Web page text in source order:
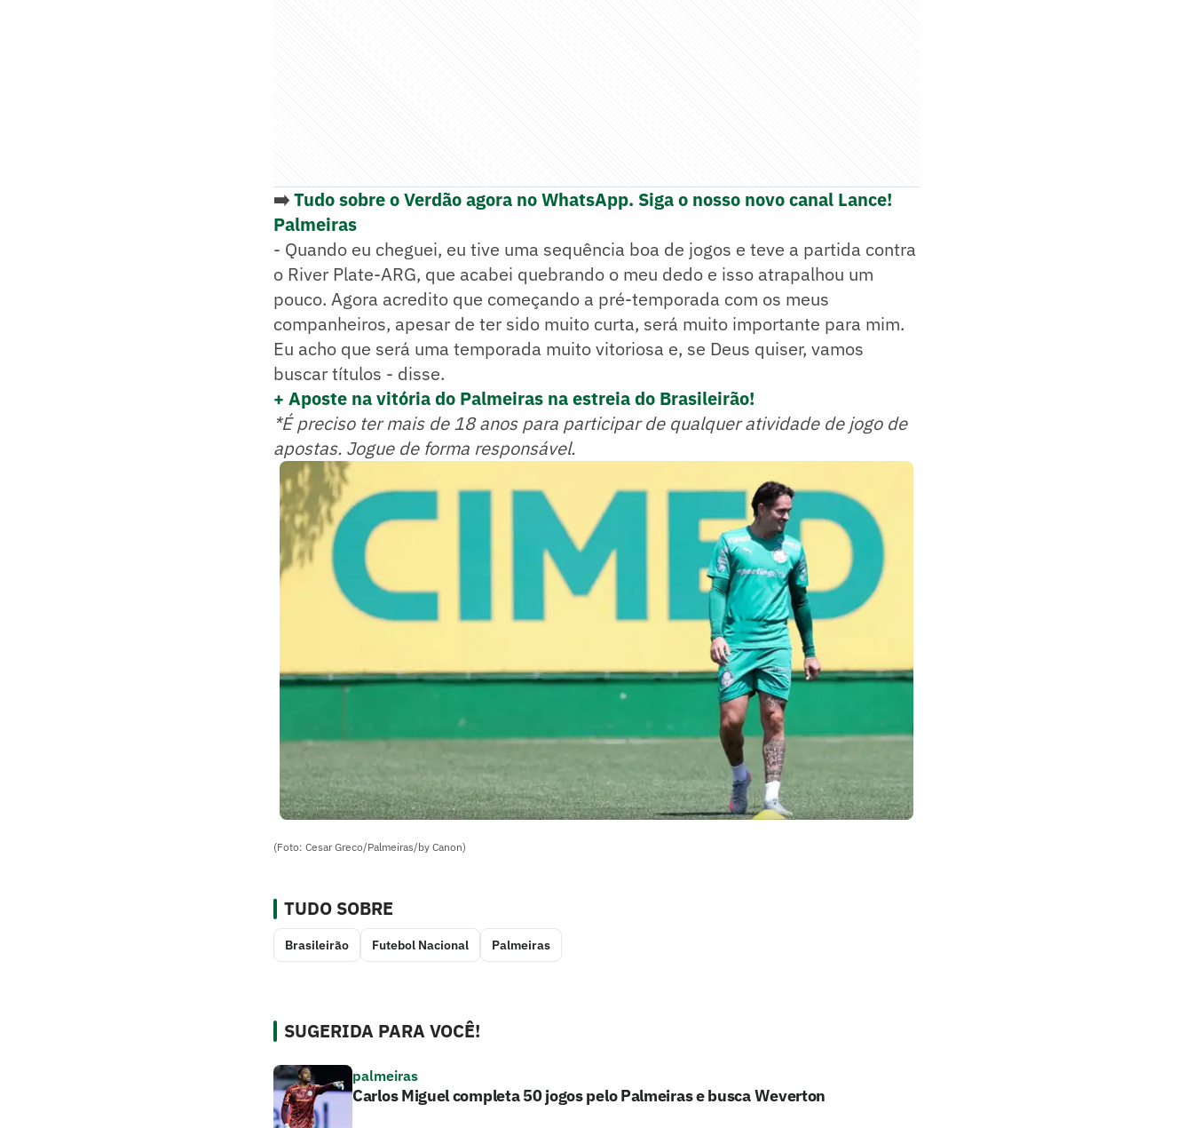
➡️Tudo sobre o Verdão agora no WhatsApp. Siga o nosso novo canal Lance!
Palmeiras
- Quando eu cheguei, eu tive uma sequência boa de jogos e teve a partida contra
o River Plate-ARG, que acabei quebrando o meu dedo e isso atrapalhou um
pouco. Agora acredito que começando a pré-temporada com os meus
companheiros, apesar de ter sido muito curta, será muito importante para mim.
Eu acho que será uma temporada muito vitoriosa e, se Deus quiser, vamos
buscar títulos - disse.
+ Aposte na vitória do Palmeiras na estreia do Brasileirão!
*É preciso ter mais de 18 anos para participar de qualquer atividade de jogo de
apostas. Jogue de forma responsável.
(Foto: Cesar Greco/Palmeiras/by Canon)
TUDO SOBRE
Brasileirão Futebol Nacional Palmeiras
SUGERIDA PARA VOCÊ!
palmeiras
Carlos Miguel completa 50 jogos pelo Palmeiras e busca Weverton